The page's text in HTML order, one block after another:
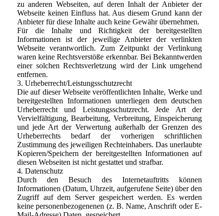
zu anderen Webseiten, auf deren Inhalt der Anbieter der
Webseite keinen Einfluss hat. Aus diesem Grund kann der
Anbieter für diese Inhalte auch keine Gewähr übernehmen.
Für die Inhalte und Richtigkeit der bereitgestellten
Informationen ist der jeweilige Anbieter der verlinkten
Webseite verantwortlich. Zum Zeitpunkt der Verlinkung
waren keine Rechtsverstöße erkennbar. Bei Bekanntwerden
einer solchen Rechtsverletzung wird der Link umgehend
entfernen.
3. Urheberrecht/Leistungsschutzrecht
Die auf dieser Webseite veröffentlichten Inhalte, Werke und
bereitgestellten Informationen unterliegen dem deutschen
Urheberrecht und Leistungsschutzrecht. Jede Art der
Vervielfältigung, Bearbeitung, Verbreitung, Einspeicherung
und jede Art der Verwertung außerhalb der Grenzen des
Urheberrechts bedarf der vorherigen schriftlichen
Zustimmung des jeweiligen Rechteinhabers. Das unerlaubte
Kopieren/Speichern der bereitgestellten Informationen auf
diesen Webseiten ist nicht gestattet und strafbar.
4. Datenschutz
Durch den Besuch des Internetauftritts können
Informationen (Datum, Uhrzeit, aufgerufene Seite) über den
Zugriff auf dem Server gespeichert werden. Es werden
keine personenbezogenenen (z. B. Name, Anschrift oder E-